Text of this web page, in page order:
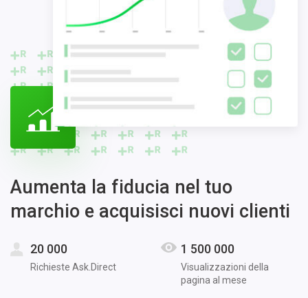
Aumenta la fiducia nel tuo
marchio e acquisisci nuovi clienti
20 000
Richieste Ask.Direct
1 500 000
Visualizzazioni della
pagina al mese